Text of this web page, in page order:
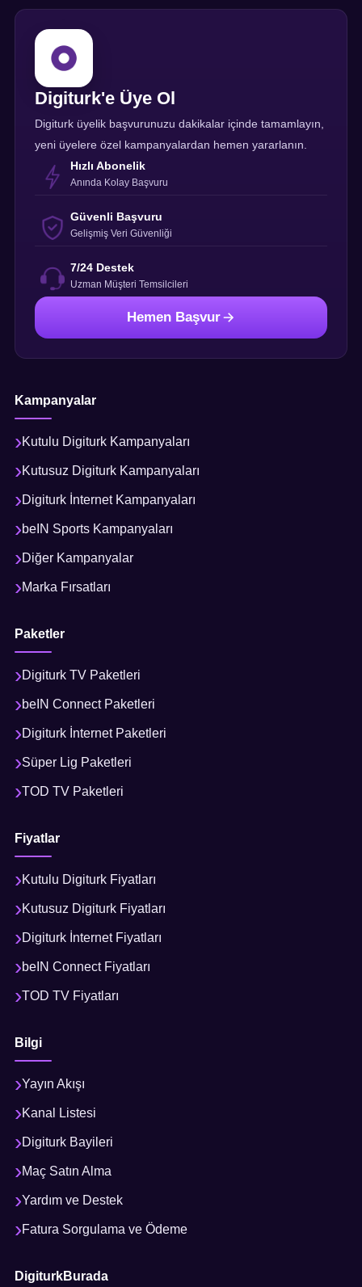
Digiturk'e Üye Ol
Digiturk üyelik başvurunuzu dakikalar içinde tamamlayın,
yeni üyelere özel kampanyalardan hemen yararlanın.
Hızlı Abonelik
Anında Kolay Başvuru
Güvenli Başvuru
Gelişmiş Veri Güvenliği
7/24 Destek
Uzman Müşteri Temsilcileri
Hemen Başvur
Kampanyalar
Kutulu Digiturk Kampanyaları
Kutusuz Digiturk Kampanyaları
Digiturk İnternet Kampanyaları
beIN Sports Kampanyaları
Diğer Kampanyalar
Marka Fırsatları
Paketler
Digiturk TV Paketleri
beIN Connect Paketleri
Digiturk İnternet Paketleri
Süper Lig Paketleri
TOD TV Paketleri
Fiyatlar
Kutulu Digiturk Fiyatları
Kutusuz Digiturk Fiyatları
Digiturk İnternet Fiyatları
beIN Connect Fiyatları
TOD TV Fiyatları
Bilgi
Yayın Akışı
Kanal Listesi
Digiturk Bayileri
Maç Satın Alma
Yardım ve Destek
Fatura Sorgulama ve Ödeme
DigiturkBurada